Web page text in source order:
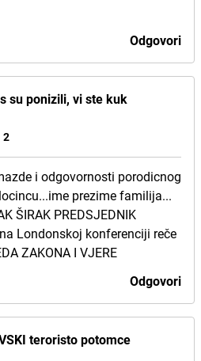
Odgovori
su ponizili, vi ste kuk
2
i odgovornosti porodicnog
prezime familija...
ŠIRAK PREDSJEDNIK
Londonskoj konferenciji reče
ZAKONA I VJERE
Odgovori
teroristo potomce